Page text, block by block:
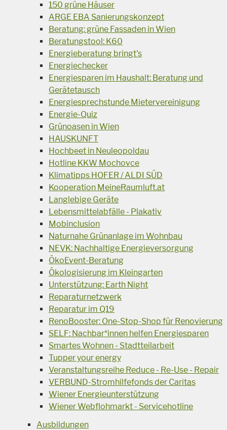
150 grüne Häuser
ARGE EBA Sanierungskonzept
Beratung: grüne Fassaden in Wien
Beratungstool: K60
Energieberatung bringt's
Energiechecker
Energiesparen im Haushalt: Beratung und
Gerätetausch
Energiesprechstunde Mietervereinigung
Energie-Quiz
Grünoasen in Wien
HAUSKUNFT
Hochbeet in Neuleopoldau
Hotline KKW Mochovce
Klimatipps HOFER / ALDI SÜD
Kooperation MeineRaumluft.at
Langlebige Geräte
Lebensmittelabfälle - Plakativ
Mobinclusion
Naturnahe Grünanlage im Wohnbau
NEVK: Nachhaltige Energieversorgung
ÖkoEvent-Beratung
Ökologisierung im Kleingarten
Unterstützung: Earth Night
Reparaturnetzwerk
Reparatur im Q19
RenoBooster: One-Stop-Shop für Renovierung
SELF: Nachbar*innen helfen Energiesparen
Smartes Wohnen - Stadtteilarbeit
Tupper your energy
Veranstaltungsreihe Reduce - Re-Use - Repair
VERBUND-Stromhilfefonds der Caritas
Wiener Energieunterstützung
Wiener Webflohmarkt - Servicehotline
Ausbildungen